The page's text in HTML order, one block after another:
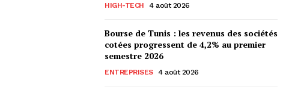
HIGH-TECH 4 août 2026
Bourse de Tunis : les revenus des sociétés
cotées progressent de 4,2% au premier
semestre 2026
ENTREPRISES 4 août 2026